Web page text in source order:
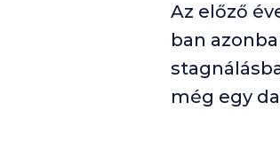
Az előző
ban
még egy